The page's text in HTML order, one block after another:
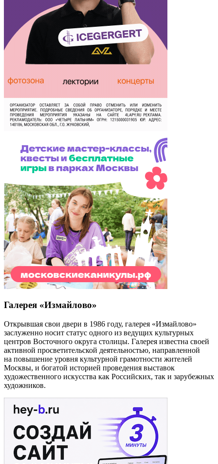
Галерея «Измайлово»
Открывшая свои двери в 1986 году, галерея «Измайлово»
заслуженно носит статус одного из ведущих культурных
центров Восточного округа столицы. Галерея известна своей
активной просветительской деятельностью, направленной
на повышение уровня культурной грамотности жителей
Москвы, и богатой историей проведения выставок
художественного искусства как Российских, так и зарубежных
художников.